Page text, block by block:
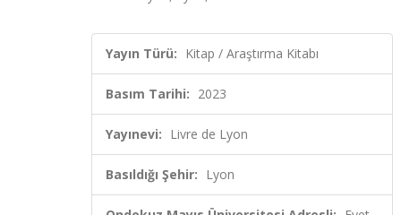
Yayın Türü: Kitap / Araştırma Kitabı
Basım Tarihi: 2023
Yayınevi: Livre de Lyon
Basıldığı Şehir: Lyon